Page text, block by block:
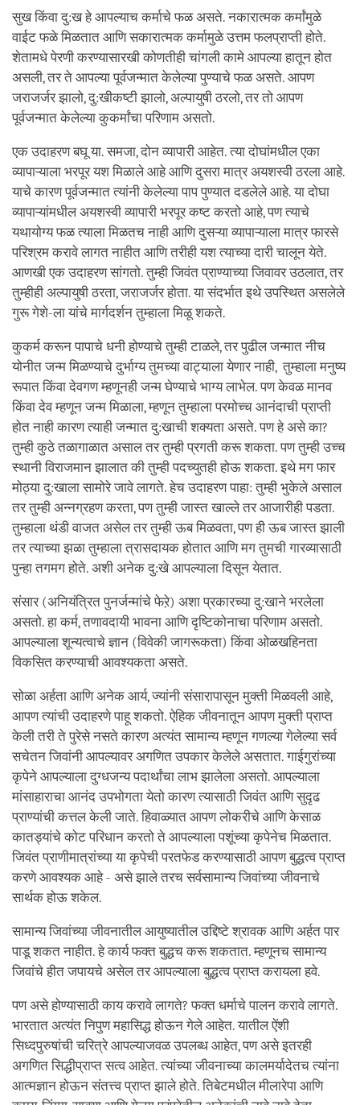
सुख किंवा दु:ख हे आपल्याच कर्माचे फळ असते. नकारात्मक कर्मांमुळे
वाईट फळे मिळतात आणि सकारात्मक कर्मामुळे उत्तम फलप्राप्ती होते.
शेतामधे पेरणी करण्यासारखी कोणतीही चांगली कामे आपल्या हातून होत
असली, तर ते आपल्या पूर्वजन्मात केलेल्या पुण्याचे फळ असते. आपण
जराजर्जर झालो, दु:खीकष्टी झालो, अल्पायुषी ठरलो, तर तो आपण
पूर्वजन्मात केलेल्या कुकर्मांचा परिणाम असतो.
एक उदाहरण बघू या. समजा, दोन व्यापारी आहेत. त्या दोघांमधील एका
व्यापाऱ्याला भरपूर यश मिळाले आहे आणि दुसरा मात्र अयशस्वी ठरला आहे.
याचे कारण पूर्वजन्मात त्यांनी केलेल्या पाप पुण्यात दडलेले आहे. या दोघा
व्यापाऱ्यांमधील अयशस्वी व्यापारी भरपूर कष्ट करतो आहे, पण त्याचे
यथायोग्य फळ त्याला मिळतच नाही आणि दुसऱ्या व्यापाऱ्याला मात्र फारसे
परिश्रम करावे लागत नाहीत आणि तरीही यश त्याच्या दारी चालून येते.
आणखी एक उदाहरण सांगतो. तुम्ही जिवंत प्राण्याच्या जिवावर उठलात, तर
तुम्हीही अल्पायुषी ठरता, जराजर्जर होता. या संदर्भात इथे उपस्थित असलेले
गुरू गेशे-ला यांचे मार्गदर्शन तुम्हाला मिळू शकते.
कुकर्म करून पापाचे धनी होण्याचे तुम्ही टाळले, तर पुढील जन्मात नीच
योनीत जन्म मिळण्याचे दुर्भाग्य तुमच्या वाट्याला येणार नाही, तुम्हाला मनुष्य
रूपात किंवा देवगण म्हणूनही जन्म घेण्याचे भाग्य लाभेल. पण केवळ मानव
किंवा देव म्हणून जन्म मिळाला, म्हणून तुम्हाला परमोच्च आनंदाची प्राप्ती
होत नाही कारण त्याही जन्मात दु:खाची शक्यता असते. पण हे असे का?
तुम्ही कुठे तळागाळात असाल तर तुम्ही प्रगती करू शकता. पण तुम्ही उच्च
स्थानी विराजमान झालात की तुम्ही पदच्युतही होऊ शकता. इथे मग फार
मोठ्या दु:खाला सामोरे जावे लागते. हेच उदाहरण पाहा: तुम्ही भुकेले असाल
तर तुम्ही अन्नग्रहण करता, पण तुम्ही जास्त खाल्ले तर आजारीही पडता.
तुम्हाला थंडी वाजत असेल तर तुम्ही ऊब मिळवता, पण ही ऊब जास्त झाली
तर त्याच्या झळा तुम्हाला त्रासदायक होतात आणि मग तुमची गारव्यासाठी
पुन्हा तगमग होते. अशी अनेक दु:खे आपल्याला दिसून येतात.
संसार (अनियंत्रित पुनर्जन्मांचे फेऱे) अशा प्रकारच्या दु:खाने भरलेला
असतो. हा कर्म, तणावदायी भावना आणि दृष्टिकोनाचा परिणाम असतो.
आपल्याला शून्यत्वाचे ज्ञान (विवेकी जागरूकता) किंवा ओळखहिनता
विकसित करण्याची आवश्यकता असते.
सोळा अर्हता आणि अनेक आर्य, ज्यांनी संसारापासून मुक्ती मिळवली आहे,
आपण त्यांची उदाहरणे पाहू शकतो. ऐहिक जीवनातून आपण मुक्ती प्राप्त
केली तरी ते पुरेसे नसते कारण अत्यंत सामान्य म्हणून गणल्या गेलेल्या सर्व
सचेतन जिवांनी आपल्यावर अगणित उपकार केलेले असतात. गाईगुरांच्या
कृपेने आपल्याला दुग्धजन्य पदार्थांचा लाभ झालेला असतो. आपल्याला
मांसाहाराचा आनंद उपभोगता येतो कारण त्यासाठी जिवंत आणि सुदृढ
प्राण्यांची कत्तल केली जाते. हिवाळ्यात आपण लोकरीचे आणि केसाळ
कातड्यांचे कोट परिधान करतो ते आपल्याला पशूंच्या कृपेनेच मिळतात.
जिवंत प्राणीमात्रांच्या या कृपेची परतफेड करण्यासाठी आपण बुद्धत्व प्राप्त
करणे आवश्यक आहे - असे झाले तरच सर्वसामान्य जिवांच्या जीवनाचे
सार्थक होऊ शकेल.
सामान्य जिवांच्या जीवनातील आयुष्यातील उद्दिष्टे श्रावक आणि अर्हत पार
पाडू शकत नाहीत. हे कार्य फक्त बुद्धच करू शकतात. म्हणूनच सामान्य
जिवांचे हीत जपायचे असेल तर आपल्याला बुद्धत्व प्राप्त करायला हवे.
पण असे होण्यासाठी काय करावे लागते? फक्त धर्माचे पालन करावे लागते.
भारतात अत्यंत निपुण महासिद्ध होऊन गेले आहेत. यातील ऐंशी
सिध्दपुरुषांची चरित्रे आपल्याजवळ उपलब्ध आहेत, पण असे इतरही
अगणित सिद्धीप्राप्त सत्व आहेत. त्यांच्या जीवनाच्या कालमर्यादेतच त्यांना
आत्मज्ञान होऊन संतत्त्व प्राप्त झाले होते. तिबेटमधील मीलारेपा आणि